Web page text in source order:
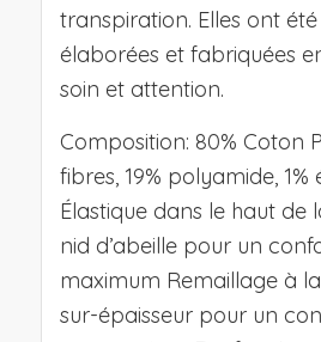
transpiration. Elles ont
élaborées et fabriquées
soin et attention.
Composition: 80% Coton
fibres, 19% polyamide, 1%
Élastique dans le haut de
nid d’abeille pour un
maximum Remaillage à
sur-épaisseur pour un